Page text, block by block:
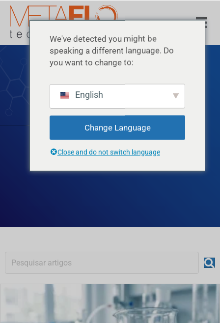
BUSINESS
We've detected you might be
speaking a different language. Do
you want to change to:
English
Change Language
Close and do not switch language